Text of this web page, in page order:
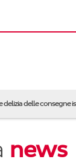
delizia delle consegne
news